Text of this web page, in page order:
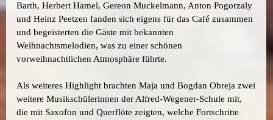
Barth, Herbert Hamel, Gereon Muckelmann, Anton Pogorzaly
und Heinz Peetzen fanden sich eigens für das Café zusammen
und begeisterten die Gäste mit bekannten
Weihnachtsmelodien, was zu einer schönen
vorweihnachtlichen Atmosphäre führte.
Als weiteres Highlight brachten Maja und Bogdan Obreja zwei
weitere Musikschülerinnen der Alfred-Wegener-Schule mit,
die mit Saxofon und Querflöte zeigten, welche Fortschritte